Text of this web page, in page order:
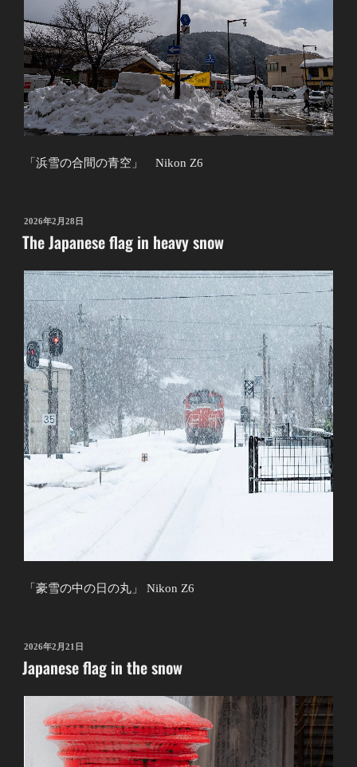
「浜雪の合間の青空」 Nikon Z6
投
稿
日:
2026年2月28日
The Japanese flag in heavy snow
「豪雪の中の日の丸」 Nikon Z6
投
稿
日:
2026年2月21日
Japanese flag in the snow